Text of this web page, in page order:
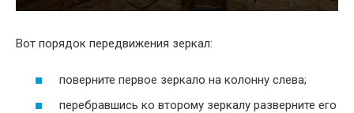
Вот порядок передвижения зеркал:
поверните первое зеркало на колонну слева;
перебравшись ко второму зеркалу разверните его